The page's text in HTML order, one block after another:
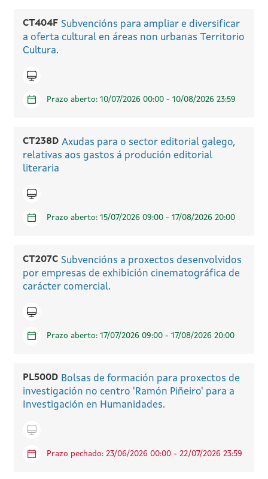
CT404F Subvencións para ampliar e diversificar
a oferta cultural en áreas non urbanas Territorio
Cultura.
Icono telematico
Prazo aberto: 10/07/2026 00:00 - 10/08/2026 23:59
CT238D Axudas para o sector editorial galego,
relativas aos gastos á produción editorial
literaria
Icono telematico
Prazo aberto: 15/07/2026 09:00 - 17/08/2026 20:00
CT207C Subvencións a proxectos desenvolvidos
por empresas de exhibición cinematográfica de
carácter comercial.
Icono telematico
Prazo aberto: 17/07/2026 09:00 - 17/08/2026 20:00
PL500D Bolsas de formación para proxectos de
investigación no centro 'Ramón Piñeiro' para a
Investigación en Humanidades.
Icono telematico
Prazo pechado: 23/06/2026 00:00 - 22/07/2026 23:59